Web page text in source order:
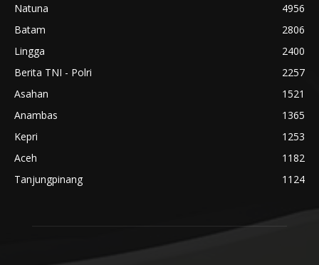
Natuna
4956
Batam
2806
Lingga
2400
Berita TNI - Polri
2257
Asahan
1521
Anambas
1365
Kepri
1253
Aceh
1182
Tanjungpinang
1124